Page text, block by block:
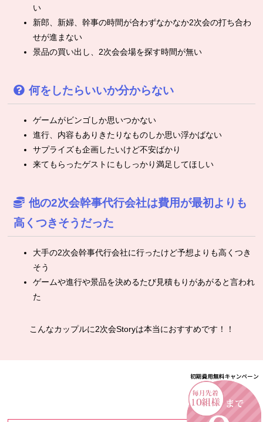
い
新郎、新婦、幹事の時間が合わずなかなか2次会の打ち合わ
せが進まない
景品の買い出し、2次会会場を探す時間が無い
何をしたらいいか分からない
ゲームがビンゴしか思いつかない
進行、内容もありきたりなものしか思い浮かばない
サプライズも企画したいけど不安ばかり
来てもらったゲストにもしっかり満足してほしい
他の2次会幹事代行会社は費用が最初よりも
高くつきそうだった
大手の2次会幹事代行会社に行ったけど予想よりも高くつき
そう
ゲームや進行や景品を決めるたび見積もりがあがると言われ
た
こんなカップルに2次会Storyは本当におすすめです！！